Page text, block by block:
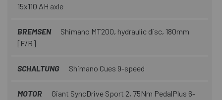
15x110 AH axle
BREMSEN
Shimano MT200, hydraulic disc, 180mm
[F/R]
SCHALTUNG Shimano Cues 9-speed
MOTOR
Giant SyncDrive Sport 2, 75Nm PedalPlus 6-